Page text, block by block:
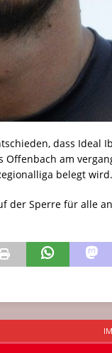
dass Ideal
Offenbach am
belegt wird.
Sperre für alle